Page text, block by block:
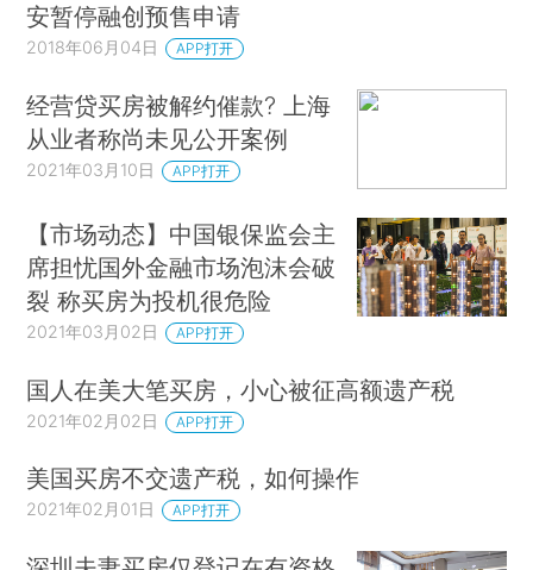
安暂停融创预售申请
2018年06月04日 APP打开
经营贷买房被解约催款? 上海
从业者称尚未见公开案例
2021年03月10日 APP打开
【市场动态】中国银保监会主
席担忧国外金融市场泡沫会破
裂 称买房为投机很危险
2021年03月02日 APP打开
国人在美大笔买房，小心被征高额遗产税
2021年02月02日 APP打开
美国买房不交遗产税，如何操作
2021年02月01日 APP打开